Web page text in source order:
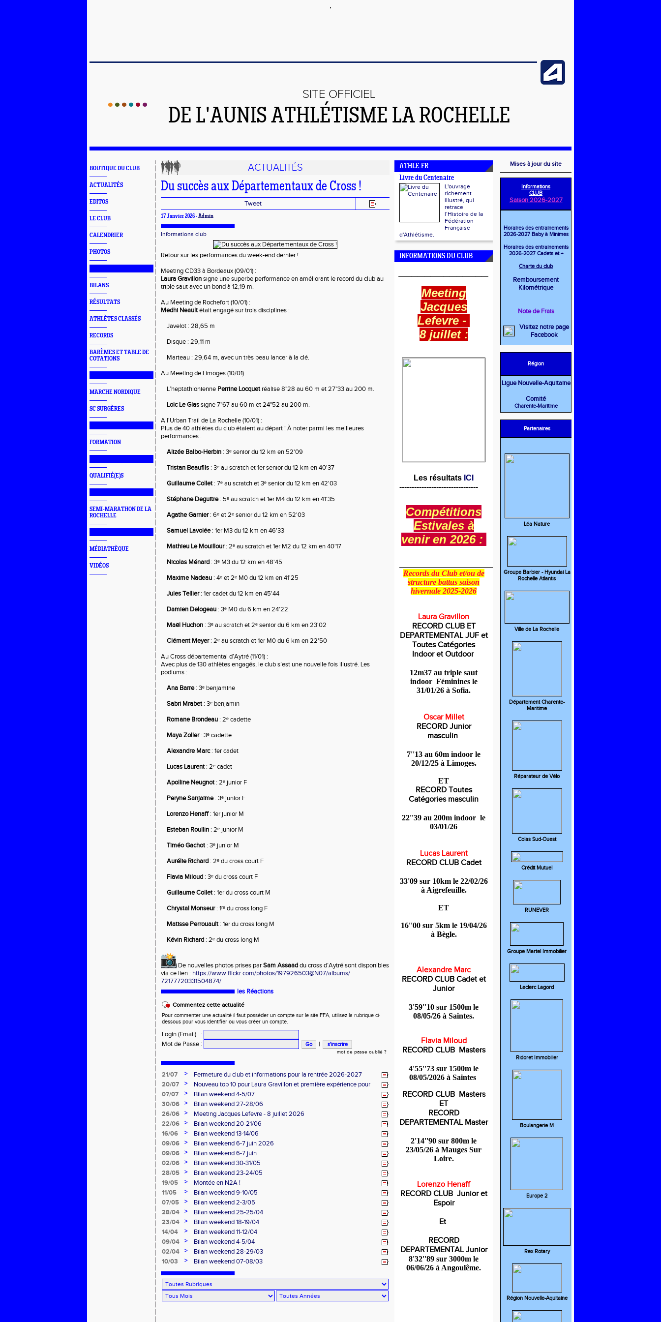
SITE OFFICIEL
DE L'AUNIS ATHLÉTISME LA ROCHELLE
BOUTIQUE DU CLUB
ACTUALITÉS
EDITOS
LE CLUB
CALENDRIER
PHOTOS
███████████████
BILANS
RÉSULTATS
ATHLÈTES CLASSÉS
RECORDS
BARÈMES ET TABLE DE
COTATIONS
MARCHE NORDIQUE
SC SURGÈRES
███████████████
FORMATION
███████████████
QUALIFIÉ(E)S
███████████████
SEMI-MARATHON DE LA
ROCHELLE
███████████████
MÉDIATHÈQUE
VIDÉOS
ACTUALITÉS
Du succès aux Départementaux de Cross !
Tweet
17 Janvier 2026 -Admin
Informations club
Retour sur les performances du week-end dernier !
Meeting CD33 à Bordeaux (09/01) :
Laura Gravillon signe une superbe performance en améliorant le record du club au
triple saut avec un bond à 12,19 m.
Au Meeting de Rochefort (10/01) :
Medhi Neault était engagé sur trois disciplines :
    Javelot : 28,65 m
    Disque : 29,11 m
    Marteau : 29,64 m, avec un très beau lancer à la clé.
Au Meeting de Limoges (10/01)
    L’heptathlonienne
Perrine Locquet réalise 8"28 au 60 m et 27"33 au 200 m.
Loïc Le Glas signe 7"67 au 60 m et 24"52 au 200 m.
A l'Urban Trail de La Rochelle (10/01) :
Plus de 40 athlètes du club étaient au départ ! À noter parmi les meilleures
performances :
Alizée Balbo-Herbin : 3ᵉ senior du 12 km en 52'09
Tristan Beaufils : 3ᵉ au scratch et 1er senior du 12 km en 40'37
Guillaume Collet : 7ᵉ au scratch et 3ᵉ senior du 12 km en 42'03
Stéphane Deguitre : 5ᵉ au scratch et 1er M4 du 12 km en 41'35
    Agathe Garnier
: 6ᵉ et 2ᵉ senior du 12 km en 52'03
    Samuel Lavolée
: 1er M3 du 12 km en 46'33
Mathieu Le Mouillour : 2ᵉ au scratch et 1er M2 du 12 km en 40'17
Nicolas Ménard : 3ᵉ M3 du 12 km en 48'45
Maxime Nadeau : 4ᵉ et 2ᵉ M0 du 12 km en 41'25
Jules Tellier : 1er cadet du 12 km en 45'44
Damien Delogeau : 3ᵉ M0 du 6 km en 24'22
Maël Huchon : 3ᵉ au scratch et 2ᵉ senior du 6 km en 23'02
Clément Meyer : 2ᵉ au scratch et 1er M0 du 6 km en 22'50
Au Cross départemental d’Aytré (11/01) :
Avec plus de 130 athlètes engagés, le club s’est une nouvelle fois illustré. Les
podiums :
   Ana Barre
: 3ᵉ benjamine
Sabri Mrabet : 3ᵉ benjamin
Romane Brondeau : 2ᵉ cadette
Maya Zoller : 3ᵉ cadette
Alexandre Marc : 1er cadet
Lucas Laurent : 2ᵉ cadet
Apolline Neugnot : 2ᵉ junior F
Peryne Sanjaime : 3ᵉ junior F
Lorenzo Henaff : 1er junior M
Esteban Roullin : 2ᵉ junior M
Timéo Gachot : 3ᵉ junior M
Aurélie Richard : 2ᵉ du cross court F
Flavia Miloud : 3ᵉ du cross court F
Guillaume Collet : 1er du cross court M
Chrystal Monseur : 1ʳᵉ du cross long F
Matisse Perrouault : 1er du cross long M
Kévin Richard : 2ᵉ du cross long M
De nouvelles photos prises par Sam Assaad du cross d’Aytré sont disponibles
via ce lien : https://www.flickr.com/photos/197926503@N07/albums/
72177720331504874/
les Réactions
Commentez cette actualité
Pour commenter une actualité il faut posséder un compte sur le site FFA, utilisez la rubrique ci-
dessous pour vous identifier ou vous créer un compte.
Login (Email)
:
Mot de Passe : |
mot de passe oublié ?
21/07 >
Fermeture du club et informations pour la rentrée 2026-2027
20/07
>
Nouveau top 10 pour Laura Gravillon et première expérience pour
Alexandre Marc !
07/07 >
Bilan weekend 4-5/07
30/06
>
Bilan weekend 27-28/06
26/06
>
Meeting Jacques Lefevre - 8 juillet 2026
22/06
>
Bilan weekend 20-21/06
16/06
>
Bilan weekend 13-14/06
09/06
>
Bilan weekend 6-7 juin 2026
09/06
>
Bilan weekend 6-7 juin
02/06
>
Bilan weekend 30-31/05
28/05
>
Bilan weekend 23-24/05
19/05
>
Montée en N2A !
11/05
>
Bilan weekend 9-10/05
07/05
>
Bilan weekend 2-3/05
28/04
>
Bilan weekend 25-25/04
23/04
>
Bilan weekend 18-19/04
14/04
>
Bilan weekend 11-12/04
09/04
>
Bilan weekend 4-5/04
02/04
>
Bilan weekend 28-29/03
10/03
> Bilan weekend 07-08/03
ATHLE.FR
Livre du Centenaire
L'ouvrage
richement
illustré, qui
retrace
l’Histoire de la
Fédération
Française
d'Athlétisme.
INFORMATIONS DU CLUB
Meeting
Jacques
Lefevre -
8 juillet :
Les résultats ICI
--------------------------------
Compétitions
Estivales à
venir en 2026 :
Records du Club et/ou de
structure battus saison
hivernale 2025-2026
Laura Gravillon
RECORD CLUB ET
DEPARTEMENTAL JUF et
Toutes Catégories
Indooret Outdoor
12m37 au triple saut
indoor Féminines le
31/01/26 à Sofia.
Oscar Millet
RECORDJunior
masculin
7''13 au 60m indoor le
20/12/25 à Limoges.
ET
RECORDToutes
Catégories masculin
22''39 au 200m indoor le
03/01/26
Lucas Laurent
RECORD CLUB Cadet
33'09 sur 10km le 22/02/26
à Aigrefeuille.
ET
16''00 sur 5km le 19/04/26
à Bègle.
Alexandre Marc
RECORD CLUB Cadet et
Junior
3'59''10 sur 1500m le
08/05/26 à Saintes.
Flavia Miloud
RECORD CLUB Masters
4'55''73 sur 1500m le
08/05/2026 à Saintes
RECORD CLUB Masters
ET
RECORD
DEPARTEMENTAL Master
2'14''90 sur 800m le
23/05/26 à Mauges Sur
Loire.
Lorenzo Henaff
RECORD CLUB Junior et
Espoir
Et
RECORD
DEPARTEMENTAL Junior
8'32''89 sur 3000m le
06/06/26 à Angoulême.
Mises à jour du site
Informations
CLUB
Saison 2026-2027
Horaires des entrainements
2026-2027 Baby à Minimes
Horaires des entrainements
2026-2027 Cadets et +
Charte du club
Remboursement
Kilométrique
Note de Frais
Visitez notre page
Facebook
Région
Ligue Nouvelle-Aquitaine
Comité
Charente-Maritime
Partenaires
Léa Nature
Groupe Barbier - Hyundai La
Rochelle Atlantis
Ville de La Rochelle
Département Charente-
Maritime
Réparateur de Vélo
Colas Sud-Ouest
Crédit Mutuel
RUNEVER
Groupe Martel Immobilier
Leclerc Lagord
Ridoret Immobilier
Boulangerie M
Europe 2
Rex Rotary
Région Nouvelle-Aquitaine